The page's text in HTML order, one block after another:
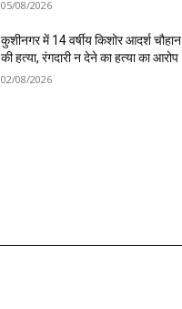
05/08/2026
कुशीनगर में 14 वर्षीय किशोर आदर्श चौहान
की हत्या, रंगदारी न देने का हत्या का आरोप
02/08/2026